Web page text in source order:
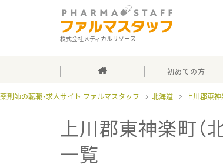
株式会社メディカルリソース
初めての方
薬剤師の転職・求人サイト ファルマスタッフ 北海道 上川郡東
上川郡東神楽町（
一覧